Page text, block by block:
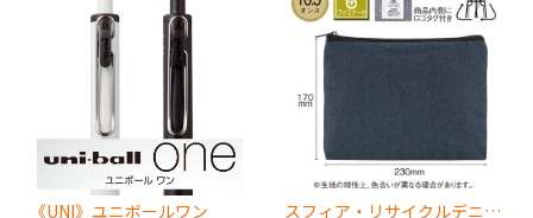
《UNI》ユニボールワン スフィア・リサイクルデニムフラットポーチ（S）